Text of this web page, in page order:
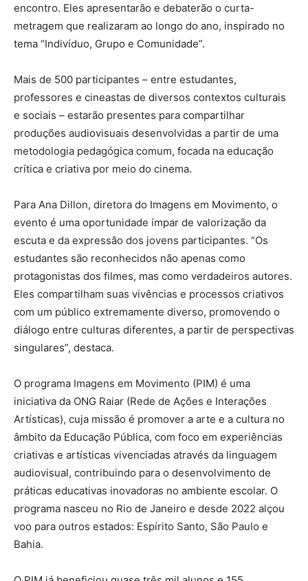
encontro. Eles apresentarão e debaterão o curta-
metragem que realizaram ao longo do ano, inspirado no
tema “Indivíduo, Grupo e Comunidade”.
Mais de 500 participantes – entre estudantes,
professores e cineastas de diversos contextos culturais
e sociais – estarão presentes para compartilhar
produções audiovisuais desenvolvidas a partir de uma
metodologia pedagógica comum, focada na educação
crítica e criativa por meio do cinema.
Para Ana Dillon, diretora do Imagens em Movimento, o
evento é uma oportunidade ímpar de valorização da
escuta e da expressão dos jovens participantes. “Os
estudantes são reconhecidos não apenas como
protagonistas dos filmes, mas como verdadeiros autores.
Eles compartilham suas vivências e processos criativos
com um público extremamente diverso, promovendo o
diálogo entre culturas diferentes, a partir de perspectivas
singulares”, destaca.
O programa Imagens em Movimento (PIM) é uma
iniciativa da ONG Raiar (Rede de Ações e Interações
Artísticas), cuja missão é promover a arte e a cultura no
âmbito da Educação Pública, com foco em experiências
criativas e artísticas vivenciadas através da linguagem
audiovisual, contribuindo para o desenvolvimento de
práticas educativas inovadoras no ambiente escolar. O
programa nasceu no Rio de Janeiro e desde 2022 alçou
voo para outros estados: Espírito Santo, São Paulo e
Bahia.